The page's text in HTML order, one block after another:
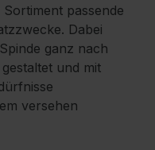
passende
Dabei
ganz nach
und mit
versehen